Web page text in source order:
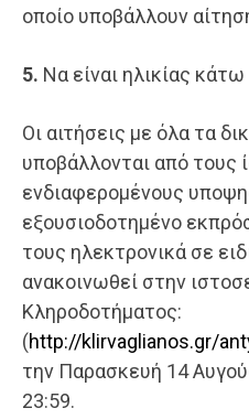
οποίο υποβάλλουν
5. Να είναι ηλικίας
Οι αιτήσεις με όλα τα
υποβάλλονται από τους
ενδιαφερομένους
εξουσιοδοτημένο
τους ηλεκτρονικά σε
ανακοινωθεί στην
Κληροδοτήματος:
(http://klirvaglianos.gr/
την Παρασκευή 14
23:59.